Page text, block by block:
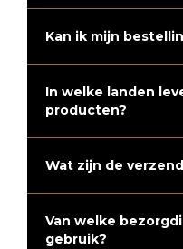
Kan ik mijn
In welke landen
producten?
Wat zijn de
Van welke
gebruik?